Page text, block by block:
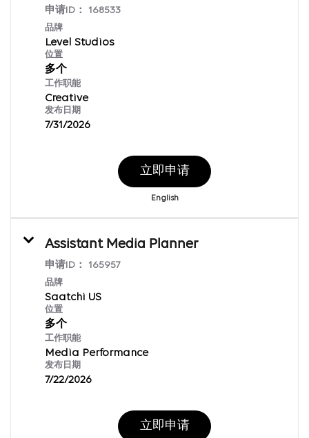
申请ID： 168533
品牌
Level Studios
位置
多个
工作职能
Creative
发布日期
7/31/2026
立即申请
English
Assistant Media Planner
申请ID： 165957
品牌
Saatchi US
位置
多个
工作职能
Media Performance
发布日期
7/22/2026
立即申请